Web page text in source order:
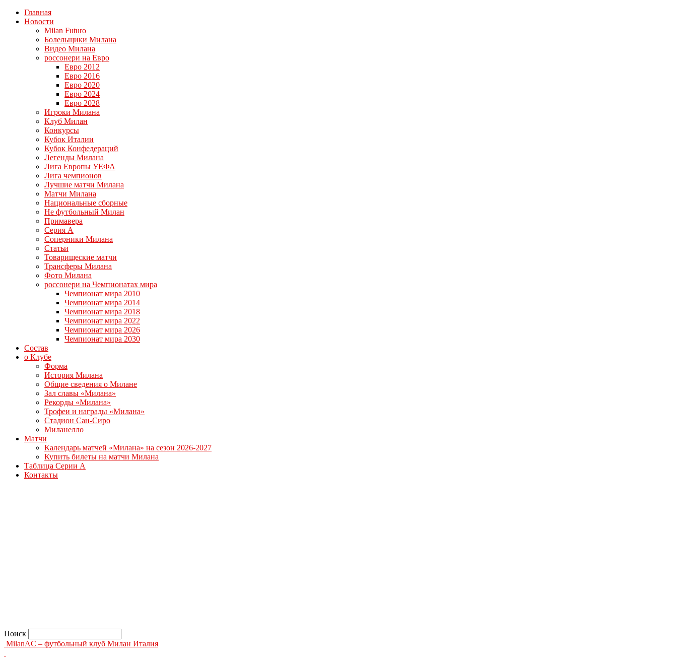
Главная
Новости
Milan Futuro
Болельщики Милана
Видео Милана
россонери на Евро
Евро 2012
Евро 2016
Евро 2020
Евро 2024
Евро 2028
Игроки Милана
Клуб Милан
Конкурсы
Кубок Италии
Кубок Конфедераций
Легенды Милана
Лига Европы УЕФА
Лига чемпионов
Лучшие матчи Милана
Матчи Милана
Национальные сборные
Не футбольный Милан
Примавера
Серия А
Соперники Милана
Статьи
Товарищеские матчи
Трансферы Милана
Фото Милана
россонери на Чемпионатах мира
Чемпионат мира 2010
Чемпионат мира 2014
Чемпионат мира 2018
Чемпионат мира 2022
Чемпионат мира 2026
Чемпионат мира 2030
Состав
о Клубе
Форма
История Милана
Общие сведения о Милане
Зал славы «Милана»
Рекорды «Милана»
Трофеи и награды «Милана»
Стадион Сан-Сиро
Миланелло
Матчи
Календарь матчей «Милана» на сезон 2026-2027
Купить билеты на матчи Милана
Таблица Серии А
Контакты
Поиск
MilanAC – футбольный клуб Милан Италия